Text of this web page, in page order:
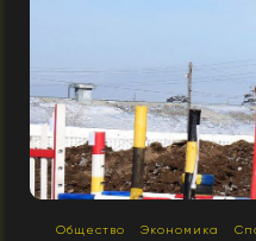
Общество Экономика